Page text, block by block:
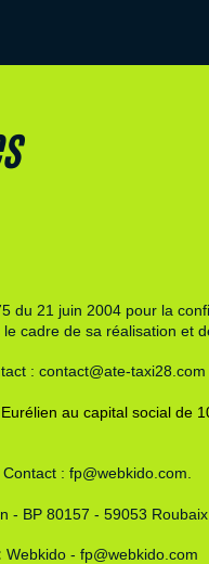
du 21 juin 2004pour la
cadre de sa réalisation et
: contact@ate-
au capital social de
: fp@webkido.com
- BP 80157 - 59053
Webkido- fp@webkido.com